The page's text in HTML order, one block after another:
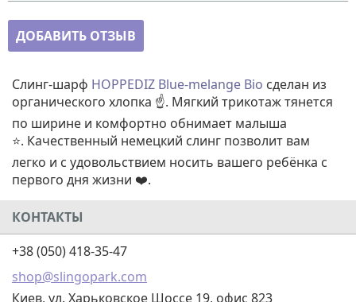
ДОБАВИТЬ ОТЗЫВ
Слинг-шарф HOPPEDIZ Blue-melange Bio сделан из
органического хлопка ☝️. Мягкий трикотаж тянется
по ширине и комфортно обнимает малыша
⭐. Качественный немецкий слинг позволит вам
легко и с удовольствием носить вашего ребёнка с
первого дня жизни ❤️.
КОНТАКТЫ
+38 (050) 418-35-47
shop@slingopark.com
Киев, ул. Харьковское Шоссе 19, офис 823